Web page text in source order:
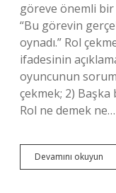
göreve önemli
“Bu görevin
oynadı.” Rol
ifadesinin
oyuncunun
çekmek; 2)
Rol ne demek ne…
Devamını okuyun
Rol